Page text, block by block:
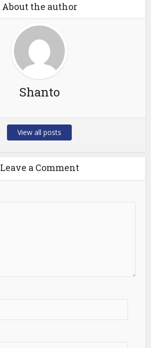
About the author
Shanto
View all posts
Leave a Comment